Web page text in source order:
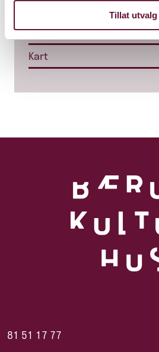
Tillat utvalg
Claude Monets allé 27
Kart
81 51 17 77